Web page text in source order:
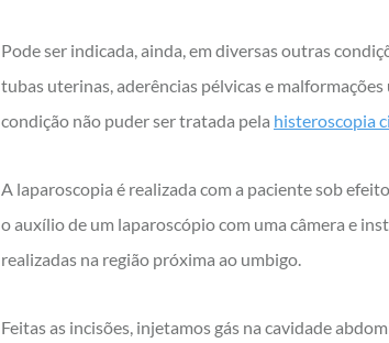
Pode ser indicada, ainda, em diversas outras
tubas uterinas, aderências pélvicas e
condição não puder ser tratada pela histeroscopia
A laparoscopia é realizada com a paciente sob
o auxílio de um laparoscópio com uma câmera e
realizadas na região próxima ao umbigo.
Feitas as incisões, injetamos gás na cavidade